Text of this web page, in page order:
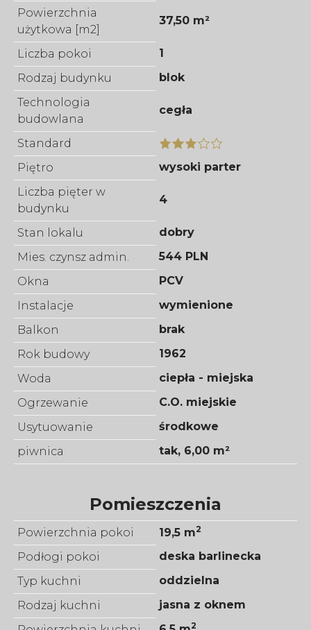
Powierzchnia
użytkowa [m2]
37,50 m²
Liczba pokoi
1
Rodzaj budynku
blok
Technologia
budowlana
cegła
Standard
Piętro
wysoki parter
Liczba pięter w
budynku
4
Stan lokalu
dobry
Mies. czynsz admin.
544 PLN
Okna
PCV
Instalacje
wymienione
Balkon
brak
Rok budowy
1962
Woda
ciepła - miejska
Ogrzewanie
C.O. miejskie
Usytuowanie
środkowe
piwnica
tak, 6,00 m²
Pomieszczenia
Powierzchnia pokoi 19,5 m2
Podłogi pokoi
deska barlinecka
Typ kuchni
oddzielna
Rodzaj kuchni
jasna z oknem
2